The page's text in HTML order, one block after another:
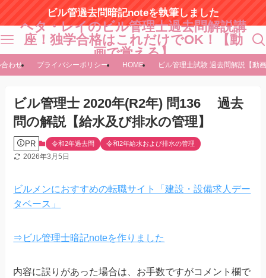
ビル管過去問暗記noteを執筆しました
ヘタ・レイのビル管理士過去問解説講
座！独学合格はこれだけでOK！【動
画で覚える】
わせ プライバシーポリシー HOME ビル管理士試験 過去問解説【動
ビル管理士 2020年(R2年) 問136 過去
問の解説【給水及び排水の管理】
PR 令和2年過去問 令和2年給水および排水の管理
2026年3月5日
ビルメンにおすすめの転職サイト「建設・設備求人デー
タベース」
⇒ビル管理士暗記noteを作りました
内容に誤りがあった場合は、お手数ですがコメント欄で